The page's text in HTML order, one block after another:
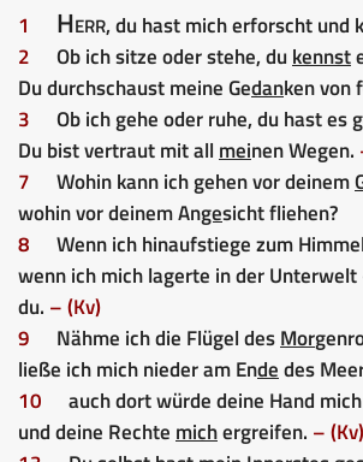
1
Herr, du hast mich erforscht und
2
Ob ich sitze oder stehe, dukennst
Du durchschaust meine Gedanken von
3
Ob ich gehe oder ruhe, du hast es
Du bist vertraut mit all meinen Wegen.
7
Wohin kann ich gehen vor deinem
wohin vor deinem Angesicht fliehen?
8
Wenn ich hinaufstiege zum
wenn ich mich lagerte in der Unterwelt
du. – (Kv)
9
Nähme ich die Flügel desMor
ließe ich mich nieder am Endedes
10
auch dort würde deine Hand mich
und deine Rechte michergreifen. – (Kv)